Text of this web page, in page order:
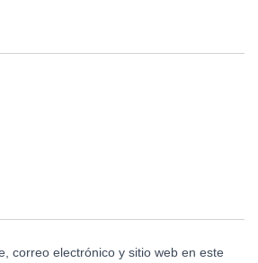
correo electrónico y sitio web en este